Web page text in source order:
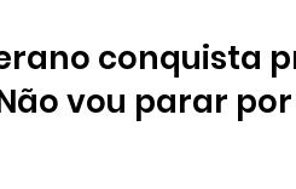
conquista
vou parar por
de 5 estrelas.